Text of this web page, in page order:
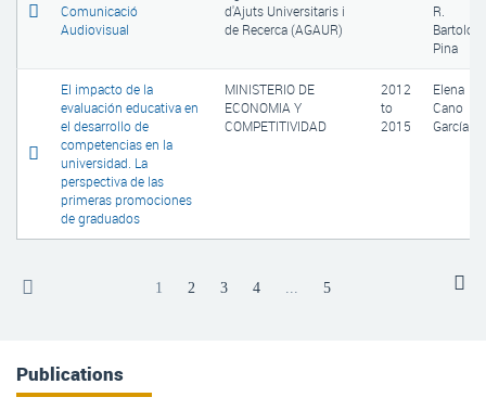
Comunicació
Audiovisual
d'Ajuts Universitaris i
de Recerca (AGAUR)
R.
Pina
El impacto de la
evaluación educativa en
el desarrollo de
competencias en la
universidad. La
perspectiva de las
primeras promociones
de graduados
MINISTERIO DE
ECONOMIA Y
COMPETITIVIDAD
2012
to
2015
Elena
Cano
García
1 2 3 4 ... 5
Publications